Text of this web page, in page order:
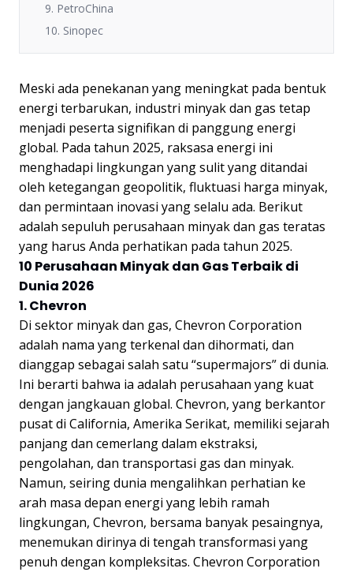
9. PetroChina
10. Sinopec
Meski ada penekanan yang meningkat pada bentuk
energi terbarukan, industri minyak dan gas tetap
menjadi peserta signifikan di panggung energi
global. Pada tahun 2025, raksasa energi ini
menghadapi lingkungan yang sulit yang ditandai
oleh ketegangan geopolitik, fluktuasi harga minyak,
dan permintaan inovasi yang selalu ada. Berikut
adalah sepuluh perusahaan minyak dan gas teratas
yang harus Anda perhatikan pada tahun 2025.
10 Perusahaan Minyak dan Gas Terbaik di
Dunia 2026
1. Chevron
Di sektor minyak dan gas, Chevron Corporation
adalah nama yang terkenal dan dihormati, dan
dianggap sebagai salah satu “supermajors” di dunia.
Ini berarti bahwa ia adalah perusahaan yang kuat
dengan jangkauan global. Chevron, yang berkantor
pusat di California, Amerika Serikat, memiliki sejarah
panjang dan cemerlang dalam ekstraksi,
pengolahan, dan transportasi gas dan minyak.
Namun, seiring dunia mengalihkan perhatian ke
arah masa depan energi yang lebih ramah
lingkungan, Chevron, bersama banyak pesaingnya,
menemukan dirinya di tengah transformasi yang
penuh dengan kompleksitas. Chevron Corporation